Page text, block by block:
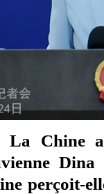
Chine
perçoit-